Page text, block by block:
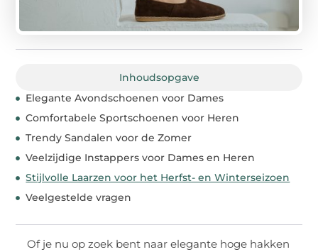
Inhoudsopgave
Elegante Avondschoenen voor Dames
Comfortabele Sportschoenen voor Heren
Trendy Sandalen voor de Zomer
Veelzijdige Instappers voor Dames en Heren
Stijlvolle Laarzen voor het Herfst- en Winterseizoen
Veelgestelde vragen
Of je nu op zoek bent naar elegante hoge hakken